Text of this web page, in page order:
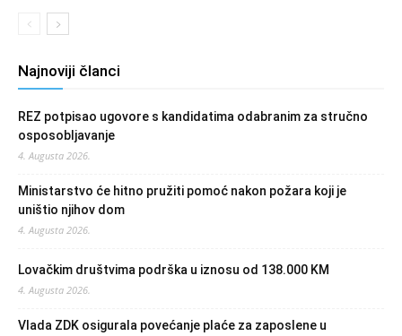
Najnoviji članci
REZ potpisao ugovore s kandidatima odabranim za stručno
osposobljavanje
4. Augusta 2026.
Ministarstvo će hitno pružiti pomoć nakon požara koji je
uništio njihov dom
4. Augusta 2026.
Lovačkim društvima podrška u iznosu od 138.000 KM
4. Augusta 2026.
Vlada ZDK osigurala povećanje plaće za zaposlene u